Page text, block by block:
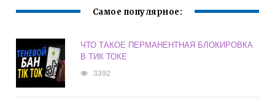
Самое популярное:
ЧТО ТАКОЕ ПЕРМАНЕНТНАЯ БЛОКИРОВКА
В ТИК ТОКЕ
3392